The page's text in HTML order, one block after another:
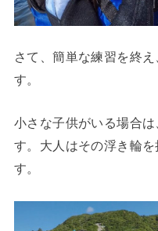
さて、簡単な練習を終
す。
小さな子供がいる場合
す。大人はその浮き輪
す。